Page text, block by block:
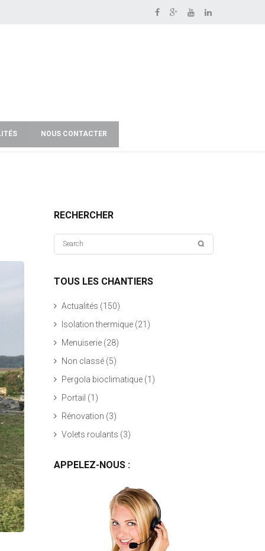
NOUS CONTACTER
RECHERCHER
TOUS LES CHANTIERS
Actualités (150)
Isolation thermique (21)
Menuiserie (28)
Non classé (5)
Pergola bioclimatique (1)
Portail (1)
Rénovation (3)
Volets roulants (3)
APPELEZ-NOUS :